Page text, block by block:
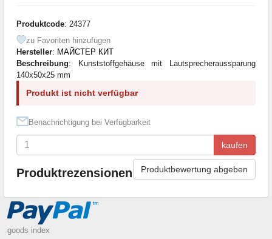
Produktcode: 24377
zu Favoriten hinzufügen
Hersteller: МАЙСТЕР КИТ
Beschreibung: Kunststoffgehäuse mit Lautsprecheraussparung
140x50x25 mm
Produkt ist nicht verfügbar
Benachrichtigung bei Verfügbarkeit
kaufen
Produktrezensionen Produktbewertung abgeben
goods index